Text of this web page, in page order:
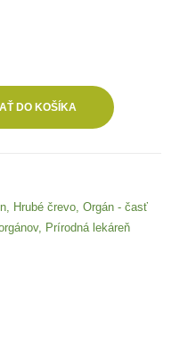
DO KOŠÍKA
Hrubé črevo Orgán - časť
, Prírodná lekáreň